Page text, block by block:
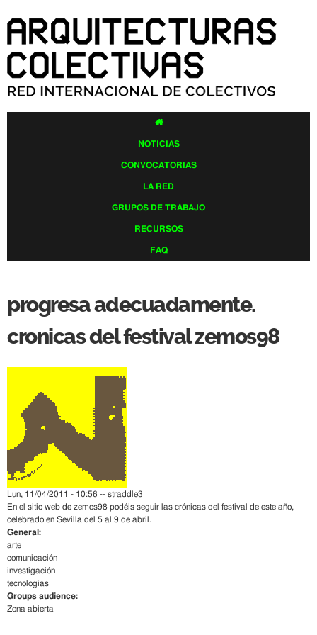
contenido
principal

NOTICIAS
CONVOCATORIAS
LA RED
GRUPOS DE TRABAJO
RECURSOS
FAQ
progresa adecuadamente.
cronicas del festival zemos98
Lun, 11/04/2011 - 10:56 -- straddle3
En el sitio web de zemos98 podéis seguir las crónicas del festival de este año,
celebrado en Sevilla del 5 al 9 de abril.
General:
arte
comunicación
investigación
tecnologías
Groups audience:
Zona abierta